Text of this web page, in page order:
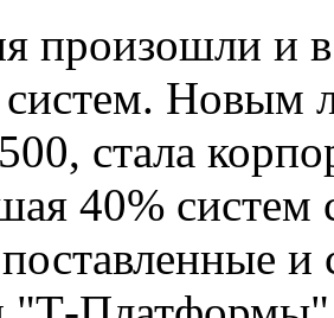
произошли и в
систем. Новым
стала
40% систем
и